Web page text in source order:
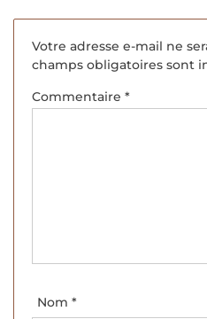
Votre adresse e-mail ne
champs obligatoires sont
Commentaire *
Nom *